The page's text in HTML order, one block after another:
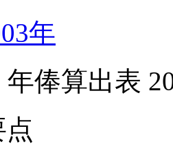
年
俸算出表